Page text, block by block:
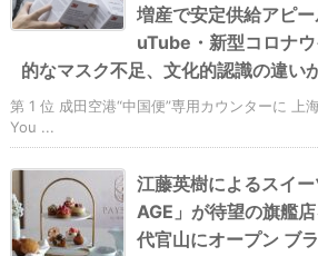
増産で安定供給アピ
uTube・新型コロナ
的なマスク不足、文化的認識の違い
第 1 位 成田空港“中国便”専用カウンターに 上
You ...
江藤英樹によるスイ
AGE」が待望の旗艦
代官山にオープン ブ